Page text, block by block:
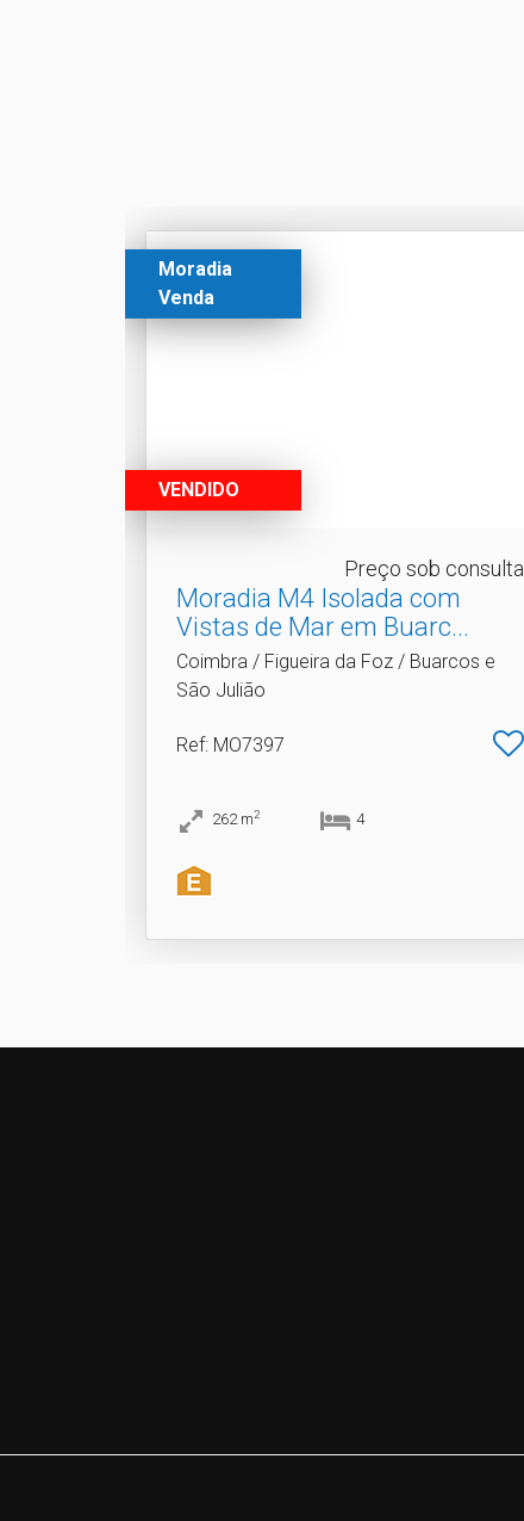
Moradia
Venda
VENDIDO
Preço sob consulta
Moradia M4 Isolada com
Vistas de Mar em Buarc.​..
Coimbra / Figueira da Foz / Buarcos e
São Julião
Ref: MO7397
262 m2 4